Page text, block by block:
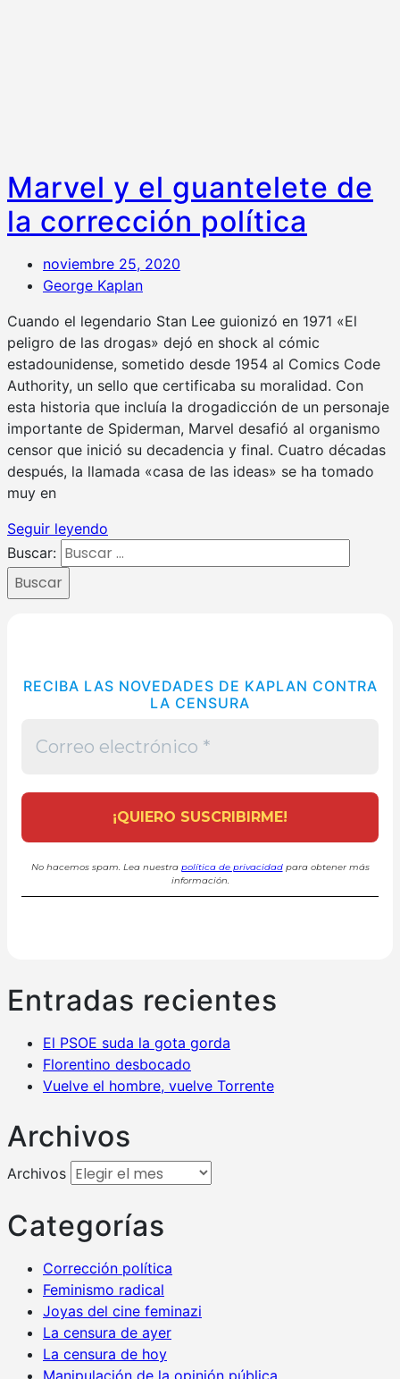
Marvel y el guantelete de
la corrección política
noviembre 25, 2020
George Kaplan
Cuando el legendario Stan Lee guionizó en 1971 «El
peligro de las drogas» dejó en shock al cómic
estadounidense, sometido desde 1954 al Comics Code
Authority, un sello que certificaba su moralidad. Con
esta historia que incluía la drogadicción de un personaje
importante de Spiderman, Marvel desafió al organismo
censor que inició su decadencia y final. Cuatro décadas
después, la llamada «casa de las ideas» se ha tomado
muy en
Seguir leyendo
Buscar:
Buscar
RECIBA LAS NOVEDADES DE KAPLAN CONTRA
LA CENSURA
No hacemos spam. Lea nuestra política de privacidadpara obtener más
información.
Entradas recientes
El PSOE suda la gota gorda
Florentino desbocado
Vuelve el hombre, vuelve Torrente
Archivos
Archivos
Categorías
Corrección política
Feminismo radical
Joyas del cine feminazi
La censura de ayer
La censura de hoy
Manipulación de la opinión pública